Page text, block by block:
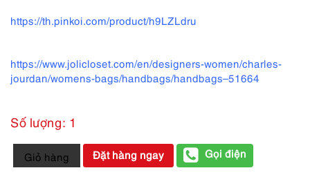
https://th.pinkoi.com/product/h9LZLdru
https://www.jolicloset.com/en/designers-women/charles-
jourdan/womens-bags/handbags/handbags–51664
Số lượng: 1
4121-
Túi
Giỏ hàng Đặt hàng ngay Gọi điện